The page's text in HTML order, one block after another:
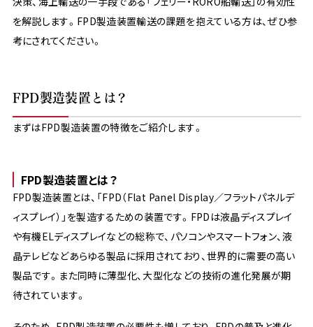
を解説します。FPD製造装置輸送の課題を抱えている方は、ぜひ参
考にされてください。
FPD製造装置とは？
まずはFPD製造装置の特徴をご紹介します。
FPD製造装置とは？
FPD製造装置とは、「FPD（Flat Panel Display／フラットパネルデ
ィスプレイ）」を製造するための装置です。FPDは液晶ディスプレイ
や有機ELディスプレイなどの総称で、パソコンやスマートフォン、液
晶テレビなどあらゆる製品に採用されており、世界的に需要の高い
製品です。また同時に薄型化、大型化などの技術の進化発展が期
待されています。